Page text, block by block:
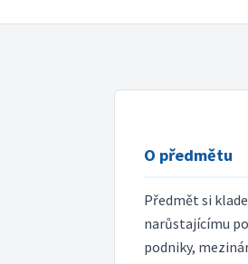
O předmětu
Předmět si
narůstajícímu
podniky,